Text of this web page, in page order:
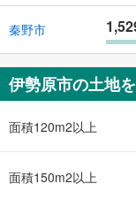
秦野市
伊勢原市の土地
面積120m2以上
面積150m2以上